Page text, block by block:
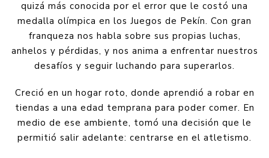
quizá más conocida por el error que le costó una
medalla olímpica en los Juegos de Pekín. Con gran
franqueza nos habla sobre sus propias luchas,
anhelos y pérdidas, y nos anima a enfrentar nuestros
desafíos y seguir luchando para superarlos.
Creció en un hogar roto, donde aprendió a robar en
tiendas a una edad temprana para poder comer. En
medio de ese ambiente, tomó una decisión que le
permitió salir adelante: centrarse en el atletismo.